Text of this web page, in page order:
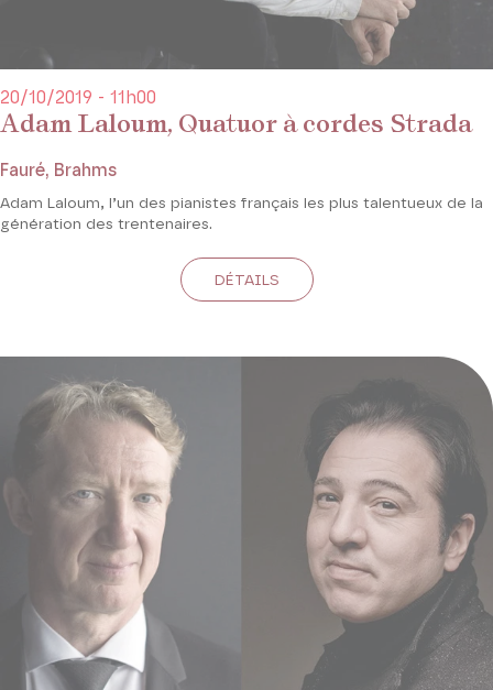
Adam Laloum, Quatuor à cordes Strada
20/10/2019 - 11h00
Fauré, Brahms
Adam Laloum, l’un des pianistes français les plus talentueux de la
génération des trentenaires.
DÉTAILS